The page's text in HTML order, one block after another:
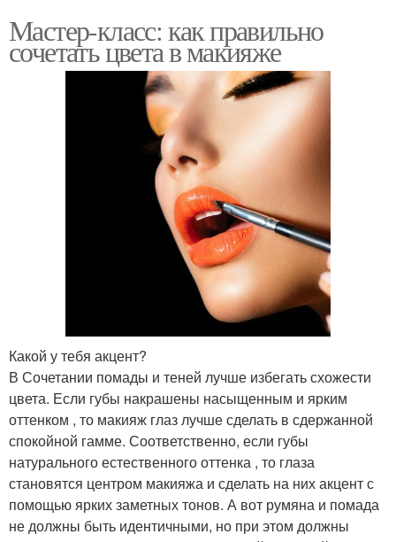
Мастер-класс: как правильно
сочетать цвета в макияже
Какой у тебя акцент?
В Сочетании помады и теней лучше избегать схожести
цвета. Если губы накрашены насыщенным и ярким
оттенком , то макияж глаз лучше сделать в сдержанной
спокойной гамме. Соответственно, если губы
натурального естественного оттенка , то глаза
становятся центром макияжа и сделать на них акцент с
помощью ярких заметных тонов. А вот румяна и помада
не должны быть идентичными, но при этом должны